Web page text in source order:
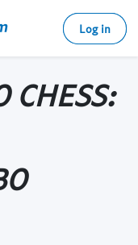
Log in
CHESS: